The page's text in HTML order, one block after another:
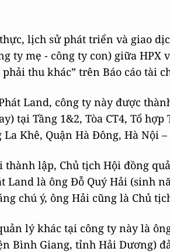
lịch sử phát triển và giao
ty mẹ - công ty con) giữa
phải thu khác” trên Báo cáo tài
Land, công ty này được
tại Tầng 1&2, Tòa CT4, Tổ
La Khê, Quận Hà Đông, Hà Nội
thành lập, Chủ tịch Hội đồng
Land là ông Đỗ Quý Hải (sinh
chú ý, ông Hải cũng là Chủ
lý khác tại công ty này là
Bình Giang, tỉnh Hải Dương)